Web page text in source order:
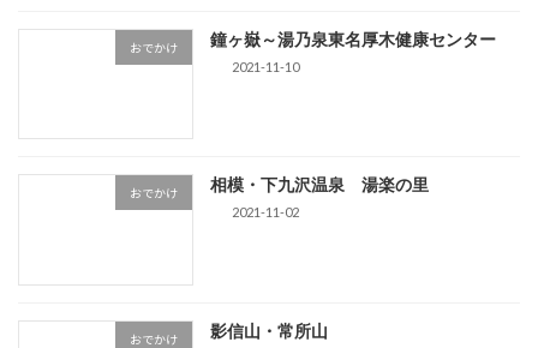
おでかけ 鐘ヶ嶽～湯乃泉東名厚木健康センター
2021-11-10
おでかけ 相模・下九沢温泉 湯楽の里
2021-11-02
おでかけ 影信山・常所山